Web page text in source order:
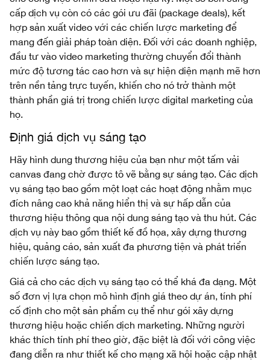
cấp dịch vụ còn có các gói ưu đãi (package deals), kết
hợp sản xuất video với các chiến lược marketing để
mang đến giải pháp toàn diện. Đối với các doanh nghiệp,
đầu tư vào video marketing thường chuyển đổi thành
mức độ tương tác cao hơn và sự hiện diện mạnh mẽ hơn
trên nền tảng trực tuyến, khiến cho nó trở thành một
thành phần giá trị trong chiến lược digital marketing của
họ.
Định giá dịch vụ sáng tạo
Hãy hình dung thương hiệu của bạn như một tấm vải
canvas đang chờ được tô vẽ bằng sự sáng tạo. Các dịch
vụ sáng tạo bao gồm một loạt các hoạt động nhằm mục
đích nâng cao khả năng hiển thị và sự hấp dẫn của
thương hiệu thông qua nội dung sáng tạo và thu hút. Các
dịch vụ này bao gồm thiết kế đồ họa, xây dựng thương
hiệu, quảng cáo, sản xuất đa phương tiện và phát triển
chiến lược sáng tạo.
Giá cả cho các dịch vụ sáng tạo có thể khá đa dạng. Một
số đơn vị lựa chọn mô hình định giá theo dự án, tính phí
cố định cho một sản phẩm cụ thể như gói xây dựng
thương hiệu hoặc chiến dịch marketing. Những người
khác thích tính phí theo giờ, đặc biệt là đối với công việc
đang diễn ra như thiết kế cho mạng xã hội hoặc cập nhật